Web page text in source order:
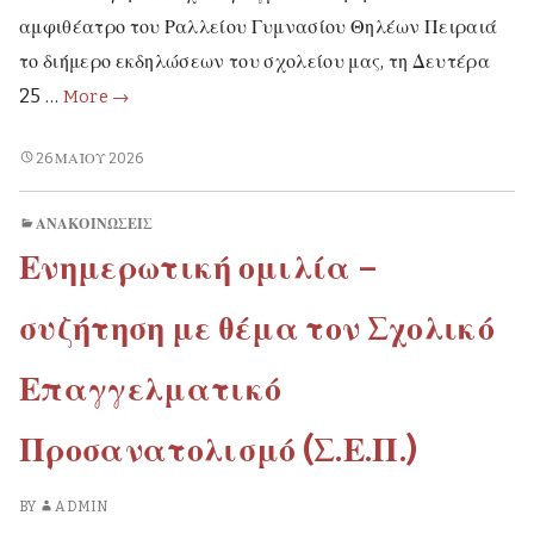
αμφιθέατρο του Ραλλείου Γυμνασίου Θηλέων Πειραιά
το διήμερο εκδηλώσεων του σχολείου μας, τη Δευτέρα
25 … More
Διήμερο
→
ΔΙΉΜΕΡΟ
26 ΜΑΪ́ΟΥ 2026
ΑΝΑΚΟΙΝΏΣΕΙΣ
Ενημερωτική ομιλία –
συζήτηση με θέμα τον Σχολικό
Επαγγελματικό
Προσανατολισμό (Σ.Ε.Π.)
BY ADMIN